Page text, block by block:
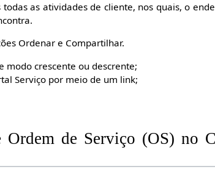
todas as atividades de cliente, nos quais, o
Ordenar e Compartilhar.
crescente ou descrente;
Serviço por meio de um link;
Ordem de Serviço (OS) no